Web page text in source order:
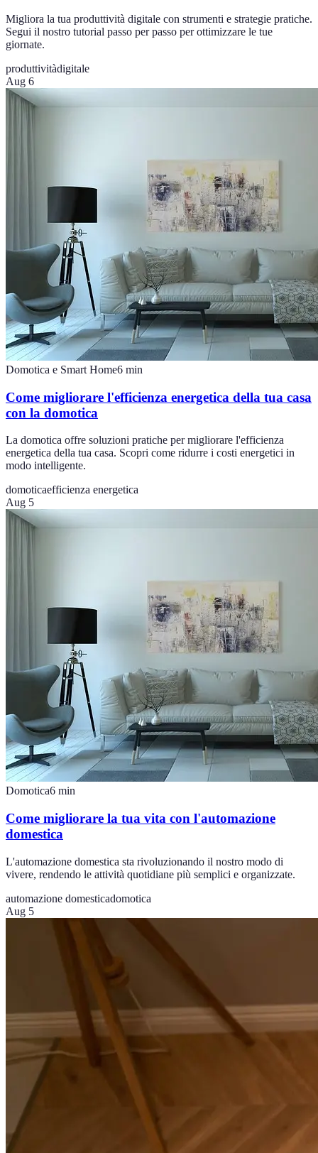
Migliora la tua produttività digitale con strumenti e strategie pratiche.
Segui il nostro tutorial passo per passo per ottimizzare le tue
giornate.
produttivitàdigitale
Aug 6
Domotica e Smart Home6 min
Come migliorare l'efficienza energetica della tua casa
con la domotica
La domotica offre soluzioni pratiche per migliorare l'efficienza
energetica della tua casa. Scopri come ridurre i costi energetici in
modo intelligente.
domoticaefficienza energetica
Aug 5
Domotica6 min
Come migliorare la tua vita con l'automazione
domestica
L'automazione domestica sta rivoluzionando il nostro modo di
vivere, rendendo le attività quotidiane più semplici e organizzate.
automazione domesticadomotica
Aug 5